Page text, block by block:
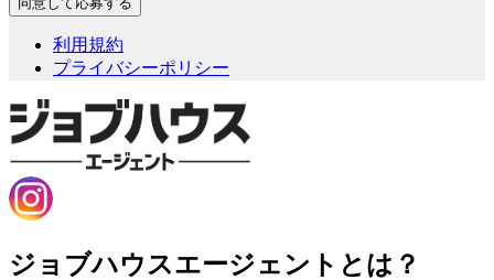
利用規約
プライバシーポリシー
ジョブハウスエージェントとは？